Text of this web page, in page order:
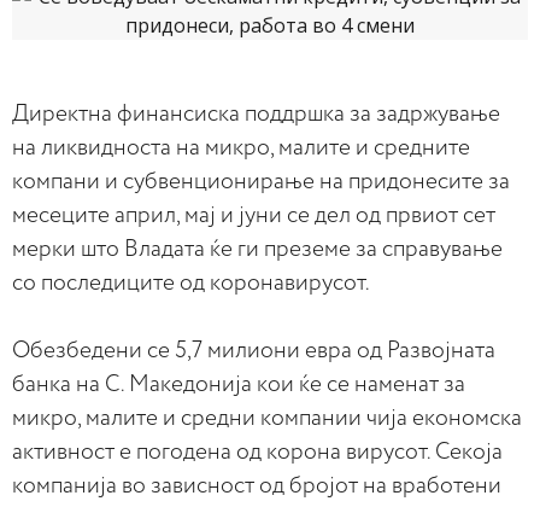
Директна финансиска поддршка за задржување
на ликвидноста на микро, малите и средните
компани и субвенционирање на придонесите за
месеците април, мај и јуни се дел од првиот сет
мерки што Владата ќе ги преземе за справување
со последиците од коронавирусот.
Обезбедени се 5,7 милиони евра од Развојната
банка на С. Македонија кои ќе се наменат за
микро, малите и средни компании чија економска
активност е погодена од корона вирусот. Секоја
компанија во зависност од бројот на вработени